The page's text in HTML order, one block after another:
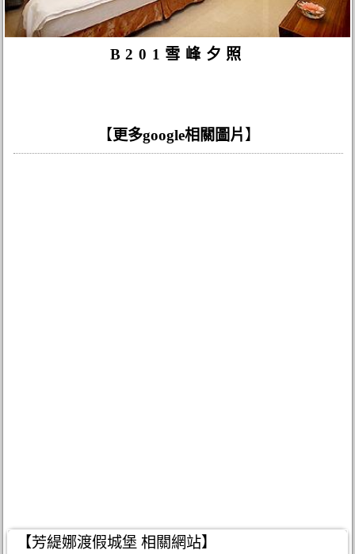
B201雪峰夕照
【 更多google相關圖片 】
【芳緹娜渡假城堡 相關網站】